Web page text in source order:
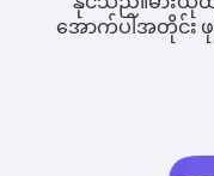
အောက်ပါအတိုင်း ဖုန်